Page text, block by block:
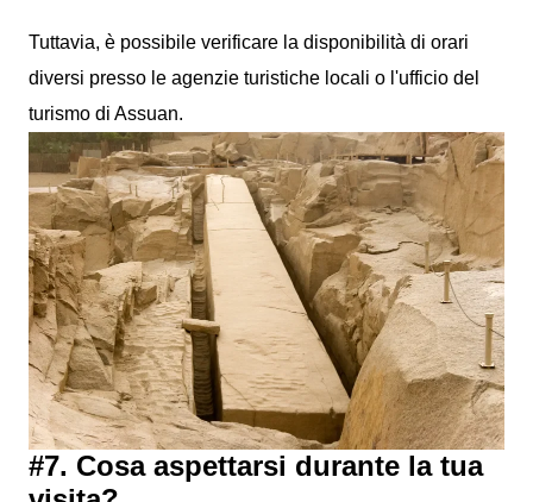
Tuttavia, è possibile verificare la disponibilità di orari
diversi presso le agenzie turistiche locali o l'ufficio del
turismo di Assuan.
#7. Cosa aspettarsi durante la tua